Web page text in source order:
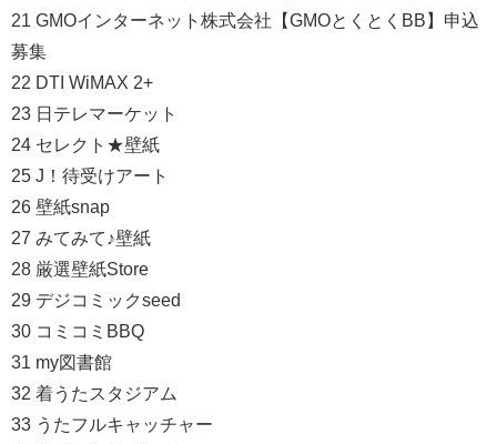
21 GMOインターネット株式会社【GMOとくとくBB】申込
募集
22 DTI WiMAX 2+
23 日テレマーケット
24 セレクト★壁紙
25 J！待受けアート
26 壁紙snap
27 みてみて♪壁紙
28 厳選壁紙Store
29 デジコミックseed
30 コミコミBBQ
31 my図書館
32 着うたスタジアム
33 うたフルキャッチャー